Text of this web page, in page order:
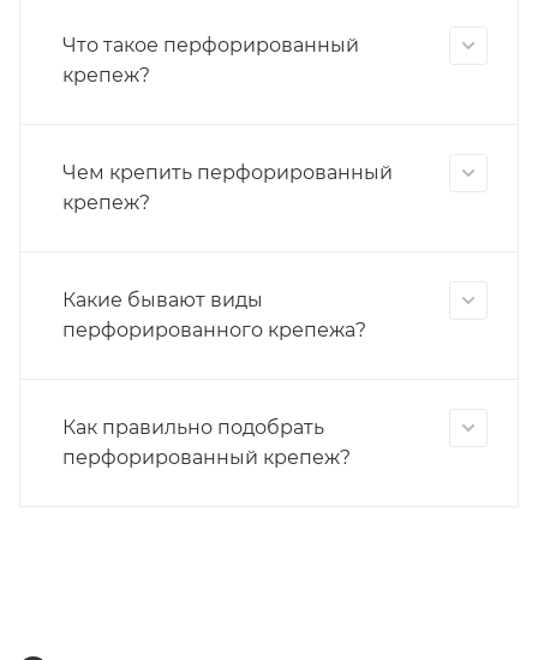
Что такое перфорированный
крепеж?
Чем крепить перфорированный
крепеж?
Какие бывают виды
перфорированного крепежа?
Как правильно подобрать
перфорированный крепеж?